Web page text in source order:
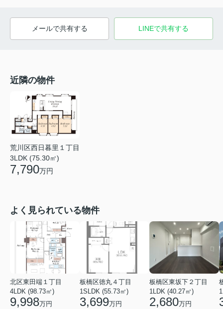
メールで共有する LINEで共有する
近隣の物件
荒川区西日暮里１丁目
3LDK (75.30㎡)
7,790万円
よく見られている物件
北区東田端１丁目
4LDK (98.73㎡)
9,998万円
板橋区徳丸４丁目
1SLDK (55.73㎡)
3,699万円
板橋区東坂下２丁目
1LDK (40.27㎡)
2,680万円